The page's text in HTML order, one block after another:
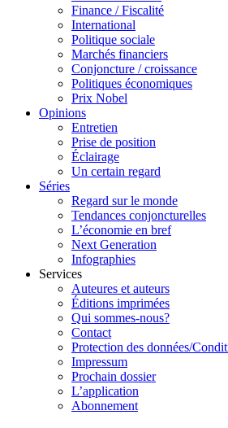
Finance / Fiscalité
International
Politique sociale
Marchés financiers
Conjoncture / croissance
Politiques économiques
Prix Nobel
Opinions
Entretien
Prise de position
Éclairage
Un certain regard
Séries
Regard sur le monde
Tendances conjoncturelles
L’économie en bref
Next Generation
Infographies
Services
Auteures et auteurs
Éditions imprimées
Qui sommes-nous?
Contact
Protection des données/
Impressum
Prochain dossier
L’application
Abonnement